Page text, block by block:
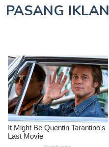
PASANG IKLAN